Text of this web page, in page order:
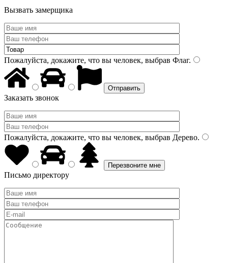
Вызвать замерщика
Пожалуйста, докажите, что вы человек, выбрав Флаг.
Заказать звонок
Пожалуйста, докажите, что вы человек, выбрав Дерево.
Письмо директору